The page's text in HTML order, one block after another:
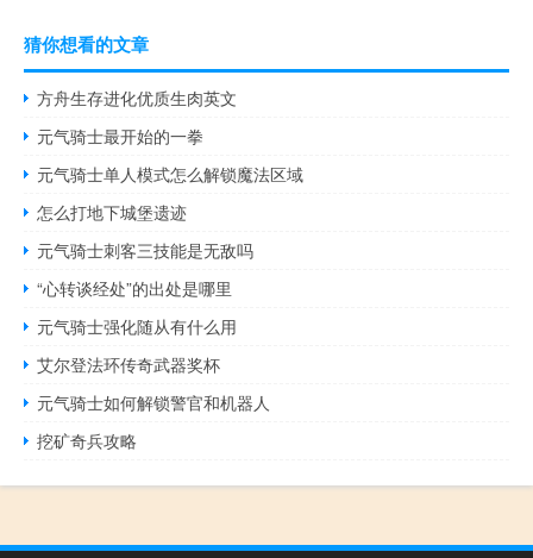
猜你想看的文章
方舟生存进化优质生肉英文
元气骑士最开始的一拳
元气骑士单人模式怎么解锁魔法区域
怎么打地下城堡遗迹
元气骑士刺客三技能是无敌吗
“心转谈经处”的出处是哪里
元气骑士强化随从有什么用
艾尔登法环传奇武器奖杯
元气骑士如何解锁警官和机器人
挖矿奇兵攻略